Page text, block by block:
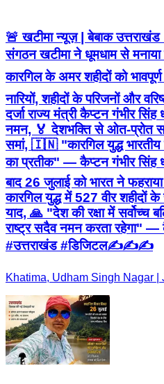
🚨 खटीमा न्यूज़ | बेबाक
संगठन खटीमा ने धूमधाम से मनाया
कारगिल के अमर शहीदों को भावपूर्ण
नारियों, शहीदों के परिजनों और
दर्जा राज्य मंत्री कैप्टन गंभीर सिंह
नमन, 🏅 देशभक्ति से ओत-प्रोत
समां, 🇮🇳 "कारगिल युद्ध
का प्रतीक" — कैप्टन गंभीर सिंह
बाद 26 जुलाई को भारत ने
कारगिल युद्ध में 527 वीर शहीदों के
याद, 🙏 "देश की रक्षा में सर्वोच्च
राष्ट्र सदैव नमन करता रहेगा" —
#उत्तराखंड #डिजिटल✍️✍️✍️
Khatima, Udham Singh Nagar |